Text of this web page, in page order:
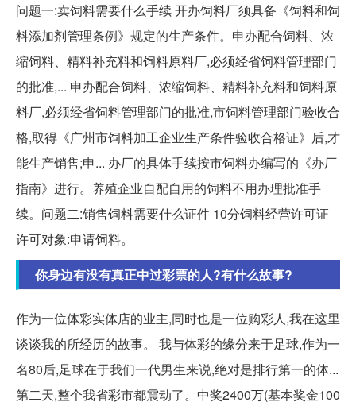
问题一:卖饲料需要什么手续 开办饲料厂须具备《饲料和饲
料添加剂管理条例》规定的生产条件。申办配合饲料、浓
缩饲料、精料补充料和饲料原料厂,必须经省饲料管理部门
的批准,... 申办配合饲料、浓缩饲料、精料补充料和饲料原
料厂,必须经省饲料管理部门的批准,市饲料管理部门验收合
格,取得《广州市饲料加工企业生产条件验收合格证》后,才
能生产销售;申... 办厂的具体手续按市饲料办编写的《办厂
指南》进行。养殖企业自配自用的饲料不用办理批准手
续。问题二:销售饲料需要什么证件 10分饲料经营许可证
许可对象:申请饲料。
你身边有没有真正中过彩票的人?有什么故事?
作为一位体彩实体店的业主,同时也是一位购彩人,我在这里
谈谈我的所经历的故事。 我与体彩的缘分来于足球,作为一
名80后,足球在于我们一代男生来说,绝对是排行第一的体...
第二天,整个我省彩市都震动了。中奖2400万(基本奖金100